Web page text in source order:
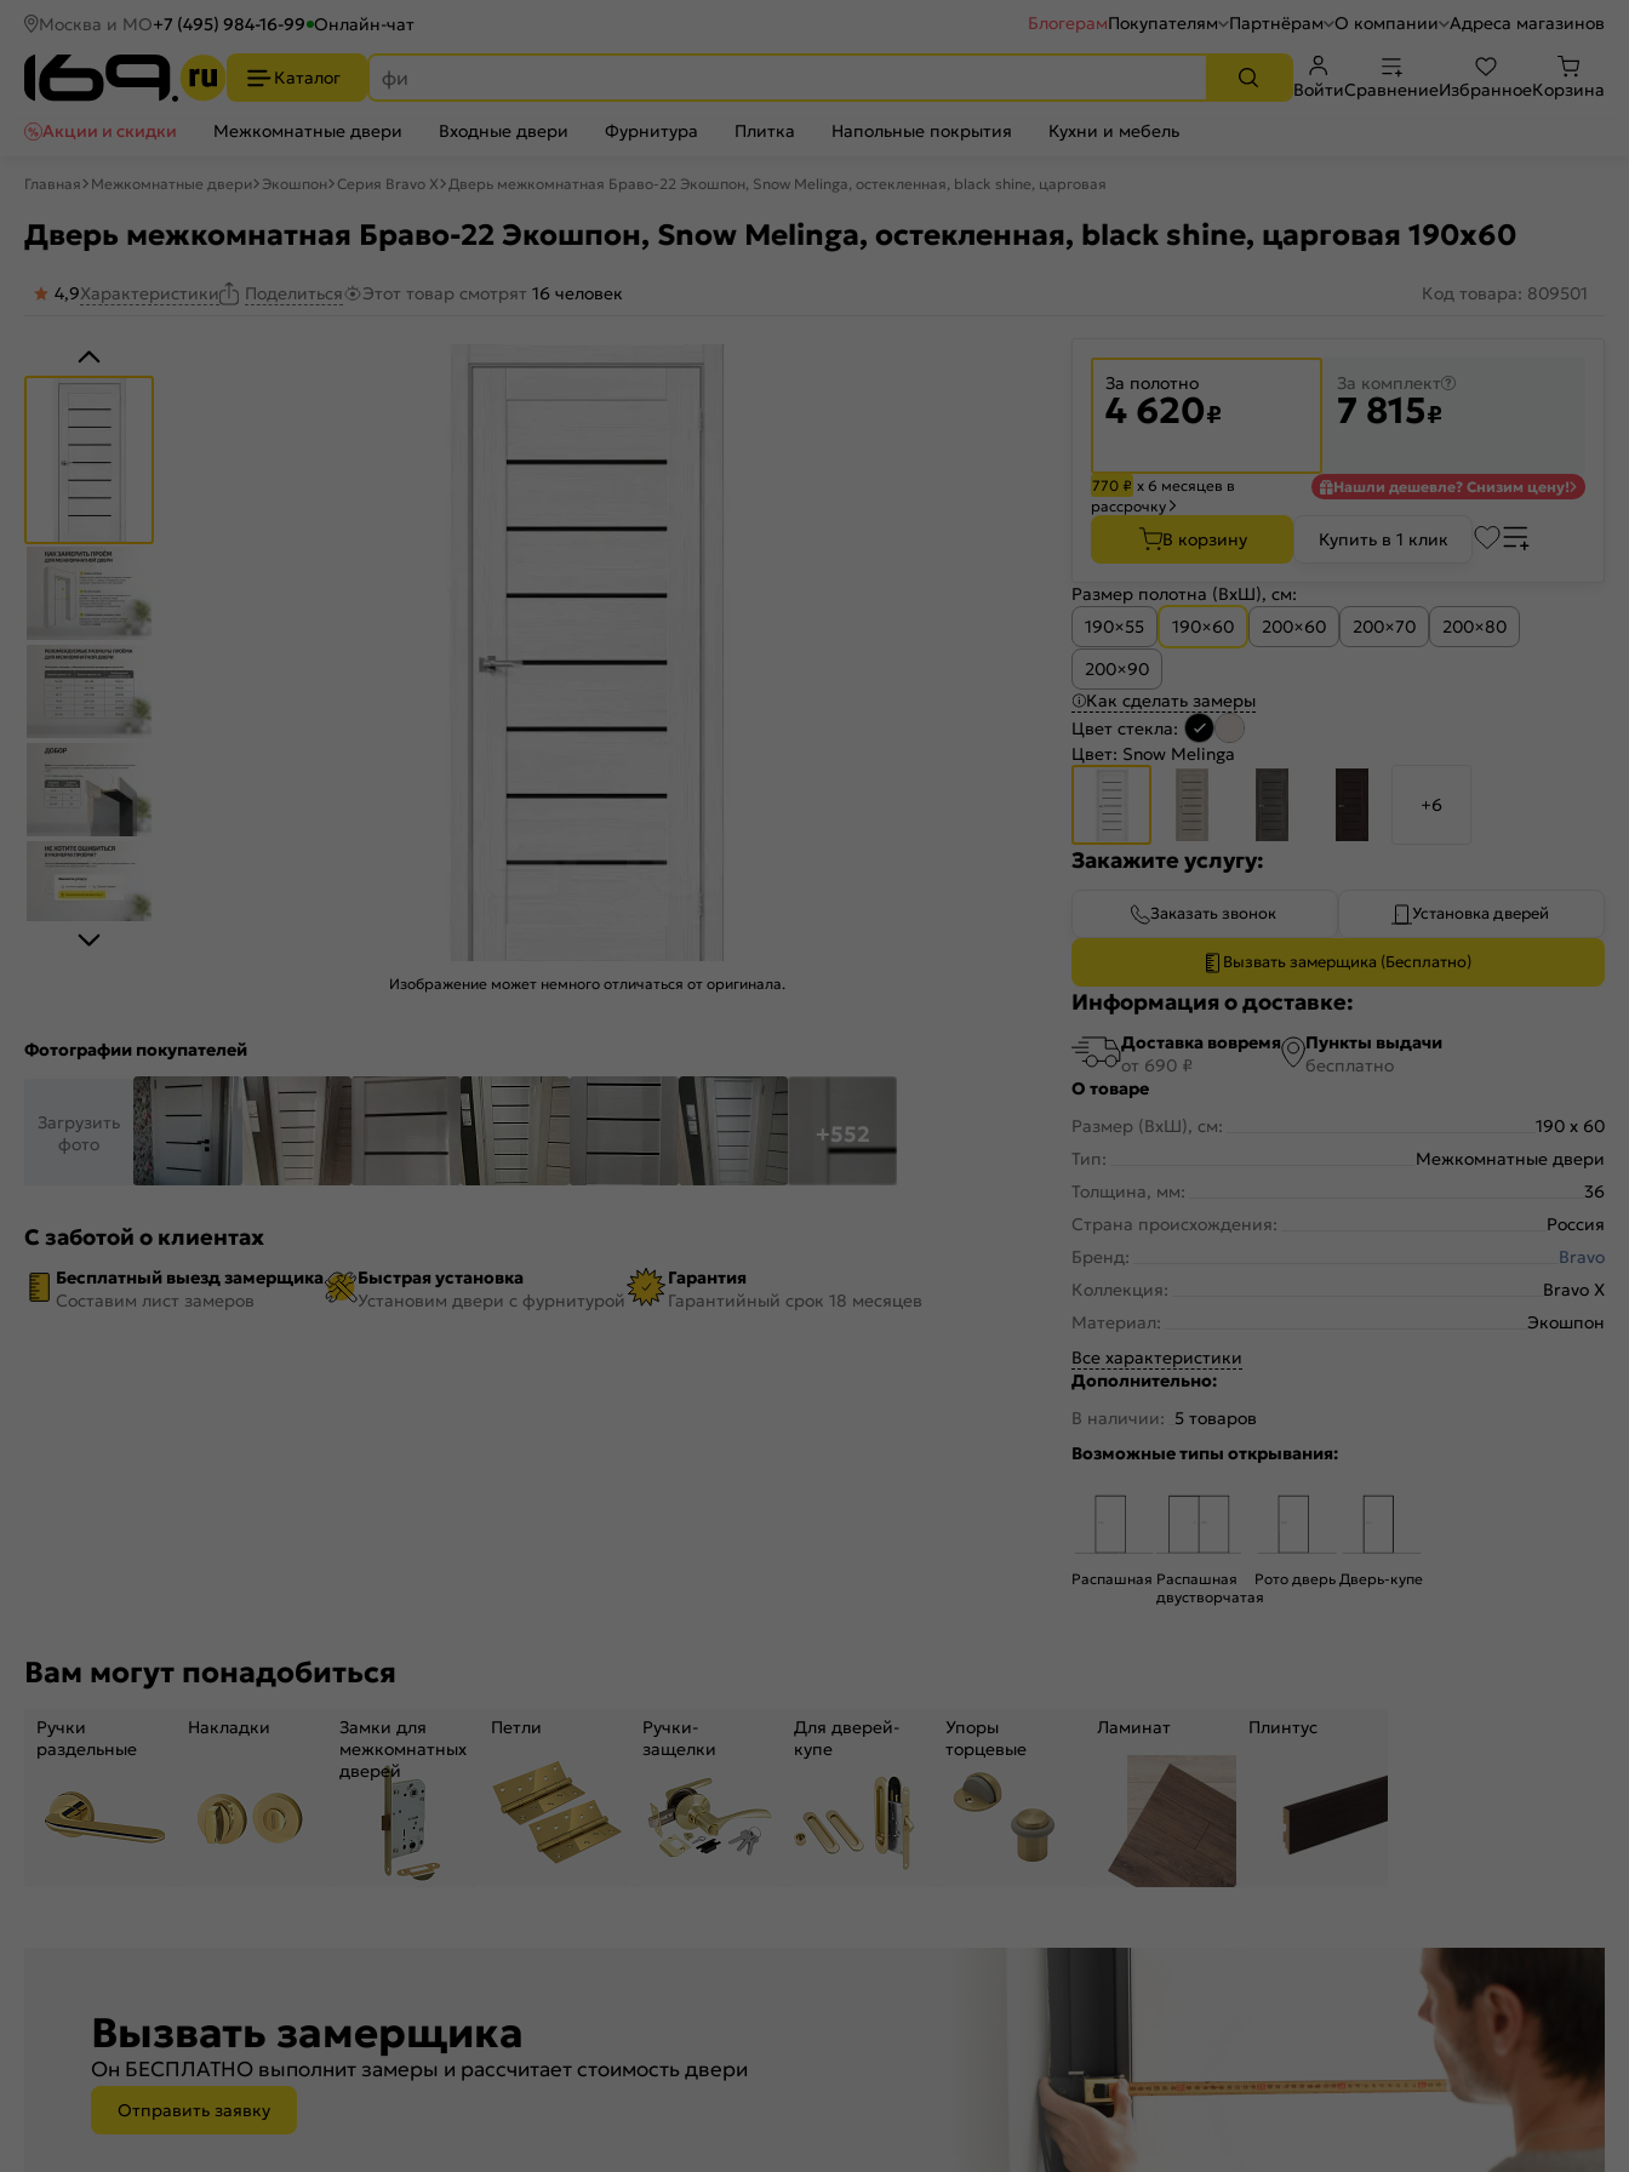
Москва и МО+7 (495) 984-16-99 Онлайн-чат БлогерамПокупателям Партнёрам О компании Адреса магазинов
Каталог
ВойтиСравнениеИзбранноеКорзина
Акции и скидки
Межкомнатные двери Входные двери Фурнитура Плитка Напольные покрытия Кухни и мебель
Главная Межкомнатные двери Экошпон Серия Bravo X Дверь межкомнатная Браво-22 Экошпон, Snow Melinga, остекленная, black shine, царговая
Дверь межкомнатная Браво-22 Экошпон, Snow Melinga, остекленная, black shine, царговая 190x60
4,9Характеристики Поделиться Этот товар смотрят 16 человек Код товара: 809501
Изображение может немного отличаться от оригинала.
Фотографии покупателей
Загрузить
фото
+552
С заботой о клиентах
Бесплатный выезд замерщика
Составим лист замеров
Быстрая установка
Установим двери с фурнитурой
Гарантия
Гарантийный срок 18 месяцев
За полотно
4 620₽
За комплект
7 815₽
770 ₽ х 6 месяцев в
рассрочку
Нашли дешевле? Снизим цену!
В корзину Купить в 1 клик
Размер полотна (ВхШ), см:
190×55
190×60 200×60 200×70
200×80
200×90
Как сделать замеры
Цвет стекла:
Цвет: Snow Melinga
+6
Закажите услугу:
Заказать звонок Установка дверей
Вызвать замерщика (Бесплатно)
Информация о доставке:
Доставка вовремя
от 690 ₽
Пункты выдачи
бесплатно
О товаре
Размер (ВхШ), см:
190 x 60
Тип:
Межкомнатные двери
Толщина, мм:
36
Страна происхождения:
Россия
Бренд:
Bravo
Коллекция:
Bravo X
Материал:
Экошпон
Все характеристики
Дополнительно:
В наличии: 5 товаров
Возможные типы открывания:
Распашная Распашная
двустворчатая
Рото дверь Дверь-купе
Вам могут понадобиться
Ручки
раздельные
Накладки
Замки для
межкомнатных
дверей
Петли
Ручки-
защелки
Для дверей-
купе
Упоры
торцевые
Ламинат Плинтус
Вызвать замерщика
Он БЕСПЛАТНО выполнит замеры и рассчитает стоимость двери
Отправить заявку